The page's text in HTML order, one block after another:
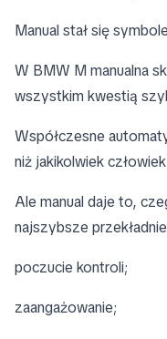
Manual stał się
W BMW M manualna
wszystkim kwestią
Współczesne
niż jakikolwiek
Ale manual daje to,
najszybsze
poczucie kontroli;
zaangażowanie;